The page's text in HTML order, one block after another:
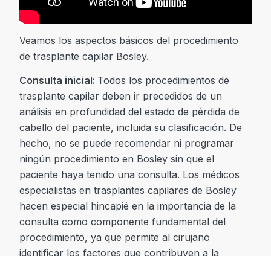
Veamos los aspectos básicos del procedimiento
de trasplante capilar Bosley.
Consulta inicial: Todos los procedimientos de
trasplante capilar deben ir precedidos de un
análisis en profundidad del estado de pérdida de
cabello del paciente, incluida su clasificación. De
hecho, no se puede recomendar ni programar
ningún procedimiento en Bosley sin que el
paciente haya tenido una consulta. Los médicos
especialistas en trasplantes capilares de Bosley
hacen especial hincapié en la importancia de la
consulta como componente fundamental del
procedimiento, ya que permite al cirujano
identificar los factores que contribuyen a la